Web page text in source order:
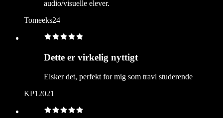
audio/visuelle elever.
Tomeeks24
Dette er virkelig nyttigt
Elsker det, perfekt for mig som travl studerende
KP12021